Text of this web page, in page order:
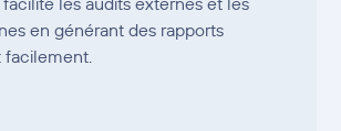
en générant des rapports